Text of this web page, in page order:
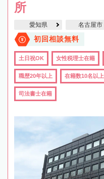
所
愛知県 名古屋市
初回相談無料
土日祝OK 女性税理士在籍
職歴20年以上 在籍数10名以上
司法書士在籍